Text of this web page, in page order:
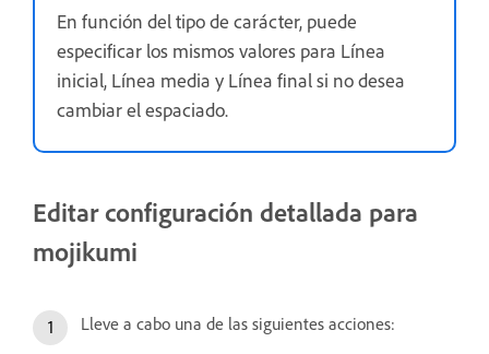
En función del tipo de carácter, puede
especificar los mismos valores para Línea
inicial, Línea media y Línea final si no desea
cambiar el espaciado.
Editar configuración detallada para
mojikumi
Lleve a cabo una de las siguientes acciones: